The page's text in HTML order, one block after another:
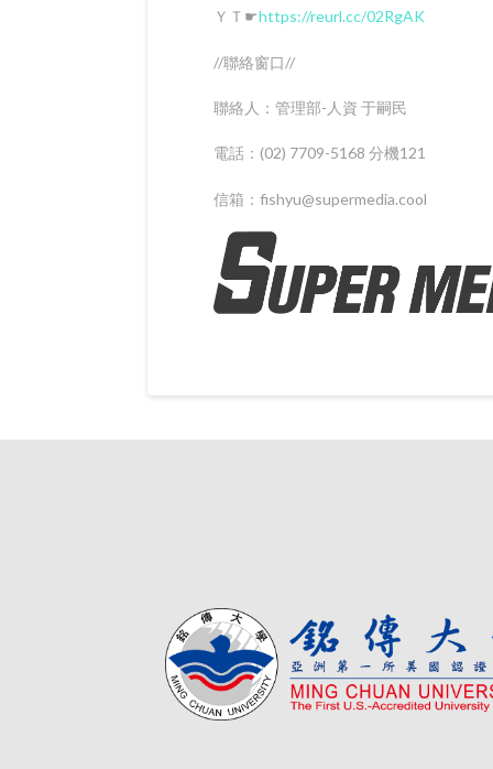
ＹＴ☛https://reurl.cc/02RgAK
//聯絡窗口//
聯絡人：管理部-人資 于嗣民
電話：(02) 7709-5168 分機121
信箱：fishyu@supermedia.cool